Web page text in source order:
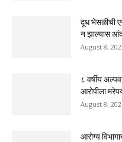
दूध भेसळीची
न झाल्यास
August 8,
८ वर्षीय
आरोपीला
August 8,
आरोग्य